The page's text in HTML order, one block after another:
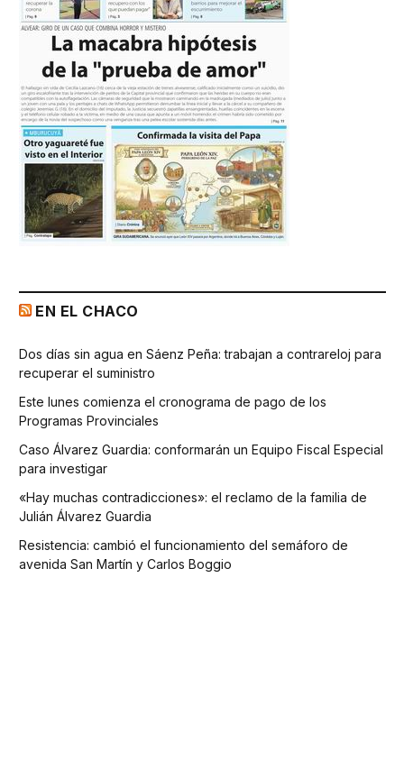
EN EL CHACO
Dos días sin agua en Sáenz Peña: trabajan a contrareloj para
recuperar el suministro
Este lunes comienza el cronograma de pago de los
Programas Provinciales
Caso Álvarez Guardia: conformarán un Equipo Fiscal Especial
para investigar
«Hay muchas contradicciones»: el reclamo de la familia de
Julián Álvarez Guardia
Resistencia: cambió el funcionamiento del semáforo de
avenida San Martín y Carlos Boggio